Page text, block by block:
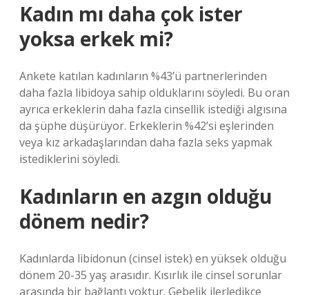
Kadın mı daha çok ister
yoksa erkek mi?
Ankete katılan kadınların %43’ü partnerlerinden
daha fazla libidoya sahip olduklarını söyledi. Bu oran
ayrıca erkeklerin daha fazla cinsellik istediği algısına
da şüphe düşürüyor. Erkeklerin %42’si eşlerinden
veya kız arkadaşlarından daha fazla seks yapmak
istediklerini söyledi.
Kadınların en azgın olduğu
dönem nedir?
Kadınlarda libidonun (cinsel istek) en yüksek olduğu
dönem 20-35 yaş arasıdır. Kısırlık ile cinsel sorunlar
arasında bir bağlantı yoktur. Gebelik ilerledikçe